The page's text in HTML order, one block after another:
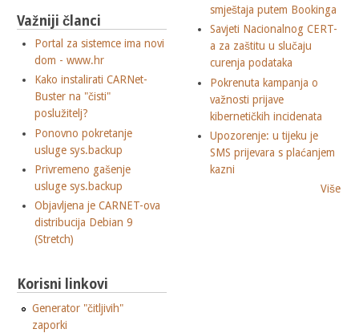
Važniji članci
Portal za sistemce ima novi
dom - www.hr
Kako instalirati CARNet-
Buster na "čisti"
poslužitelj?
Ponovno pokretanje
usluge sys.backup
Privremeno gašenje
usluge sys.backup
Objavljena je CARNET-ova
distribucija Debian 9
(Stretch)
Korisni linkovi
Generator "čitljivih"
zaporki
smještaja putem Bookinga
Savjeti Nacionalnog CERT-
a za zaštitu u slučaju
curenja podataka
Pokrenuta kampanja o
važnosti prijave
kibernetičkih incidenata
Upozorenje: u tijeku je
SMS prijevara s plaćanjem
kazni
Više